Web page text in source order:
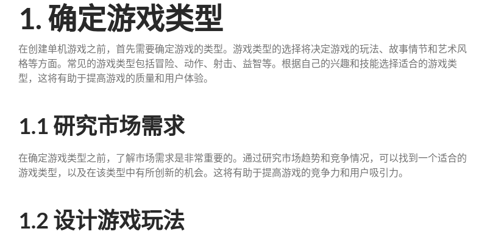
1. 确定游戏类型
在创建单机游戏之前，首先需要确定游戏的类型。游戏类型的选择将决定游戏的玩法、故事情节和艺术风
格等方面。常见的游戏类型包括冒险、动作、射击、益智等。根据自己的兴趣和技能选择适合的游戏类
型，这将有助于提高游戏的质量和用户体验。
1.1 研究市场需求
在确定游戏类型之前，了解市场需求是非常重要的。通过研究市场趋势和竞争情况，可以找到一个适合的
游戏类型，以及在该类型中有所创新的机会。这将有助于提高游戏的竞争力和用户吸引力。
1.2 设计游戏玩法